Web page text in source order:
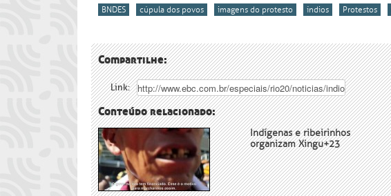
BNDES cúpula dos povos imagens do protesto índios Protestos
Compartilhe:
Link:
Conteúdo relacionado:
Indígenas e ribeirinhos
organizam Xingu+23